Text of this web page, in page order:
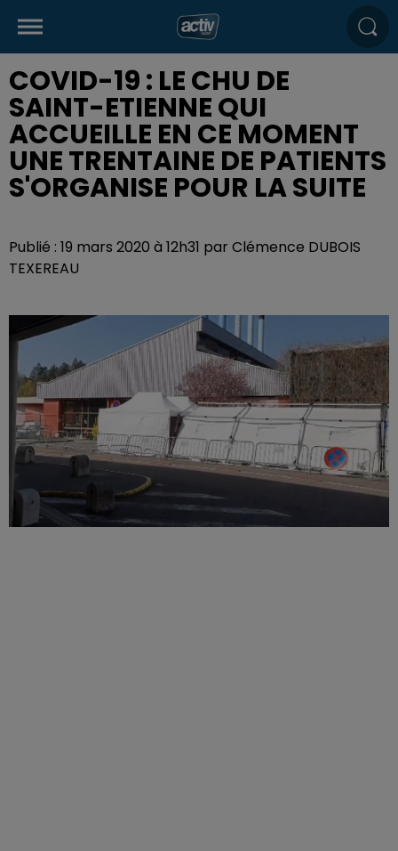
COVID-19 : LE CHU DE
SAINT-ETIENNE QUI
ACCUEILLE EN CE MOMENT
UNE TRENTAINE DE PATIENTS
S'ORGANISE POUR LA SUITE
Publié : 19 mars 2020 à 12h31 par Clémence DUBOIS
TEXEREAU